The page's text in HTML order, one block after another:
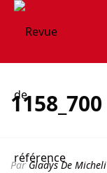
1158_700
ParGladys De Micheli